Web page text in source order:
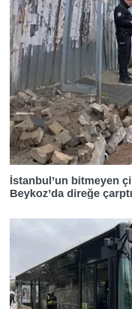
İstanbul’un bitmeyen
Beykoz’da direğe